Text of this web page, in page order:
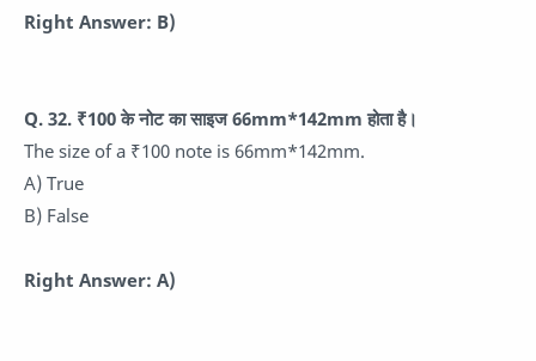
Right Answer: B)
Q. 32. ₹100 के नोट का साइज 66mm*142mm होता है।
The size of a ₹100 note is 66mm*142mm.
A) True
B) False
Right Answer: A)